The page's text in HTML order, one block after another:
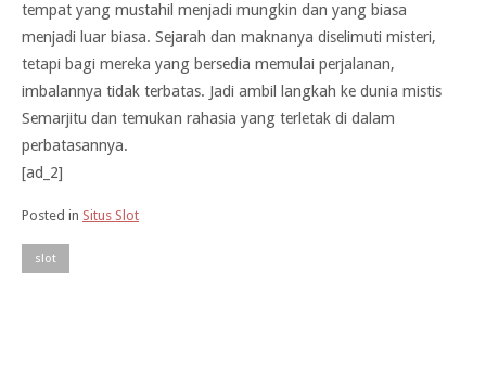
tempat yang mustahil menjadi mungkin dan yang biasa
menjadi luar biasa. Sejarah dan maknanya diselimuti misteri,
tetapi bagi mereka yang bersedia memulai perjalanan,
imbalannya tidak terbatas. Jadi ambil langkah ke dunia mistis
Semarjitu dan temukan rahasia yang terletak di dalam
perbatasannya.
[ad_2]
Posted in Situs Slot
slot